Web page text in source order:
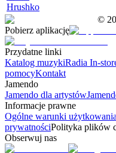
Hrushko
©
Pobierz aplikację
Przydatne linki
Katalog muzykiRadia In-
pomocyKontakt
Jamendo
Jamendo dla artystów
Informacje prawne
Ogólne warunki użytkowania
prywatnościPolityka plików
Obserwuj nas